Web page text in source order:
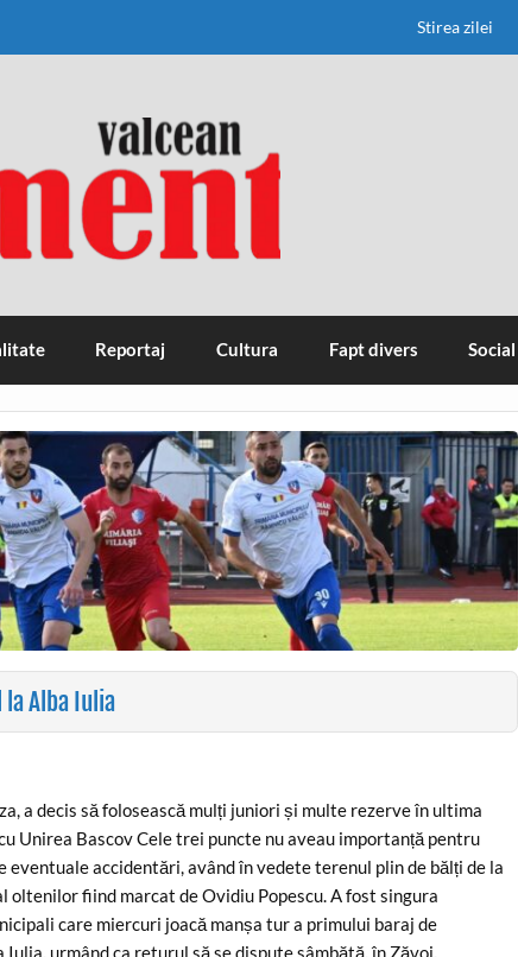
Stirea zilei
Reportaj Cultura Fapt divers Social
Alba Iulia
a decis să folosească mulți juniori și multe rezerve în ultima
Unirea Bascov Cele trei puncte nu aveau importanță pentru
accidentări, având în vedete terenul plin de bălți de la
oltenilor fiind marcat de Ovidiu Popescu. A fost singura
care miercuri joacă manșa tur a primului baraj de
urmând ca returul să se dispute sâmbătă, în Zăvoi.